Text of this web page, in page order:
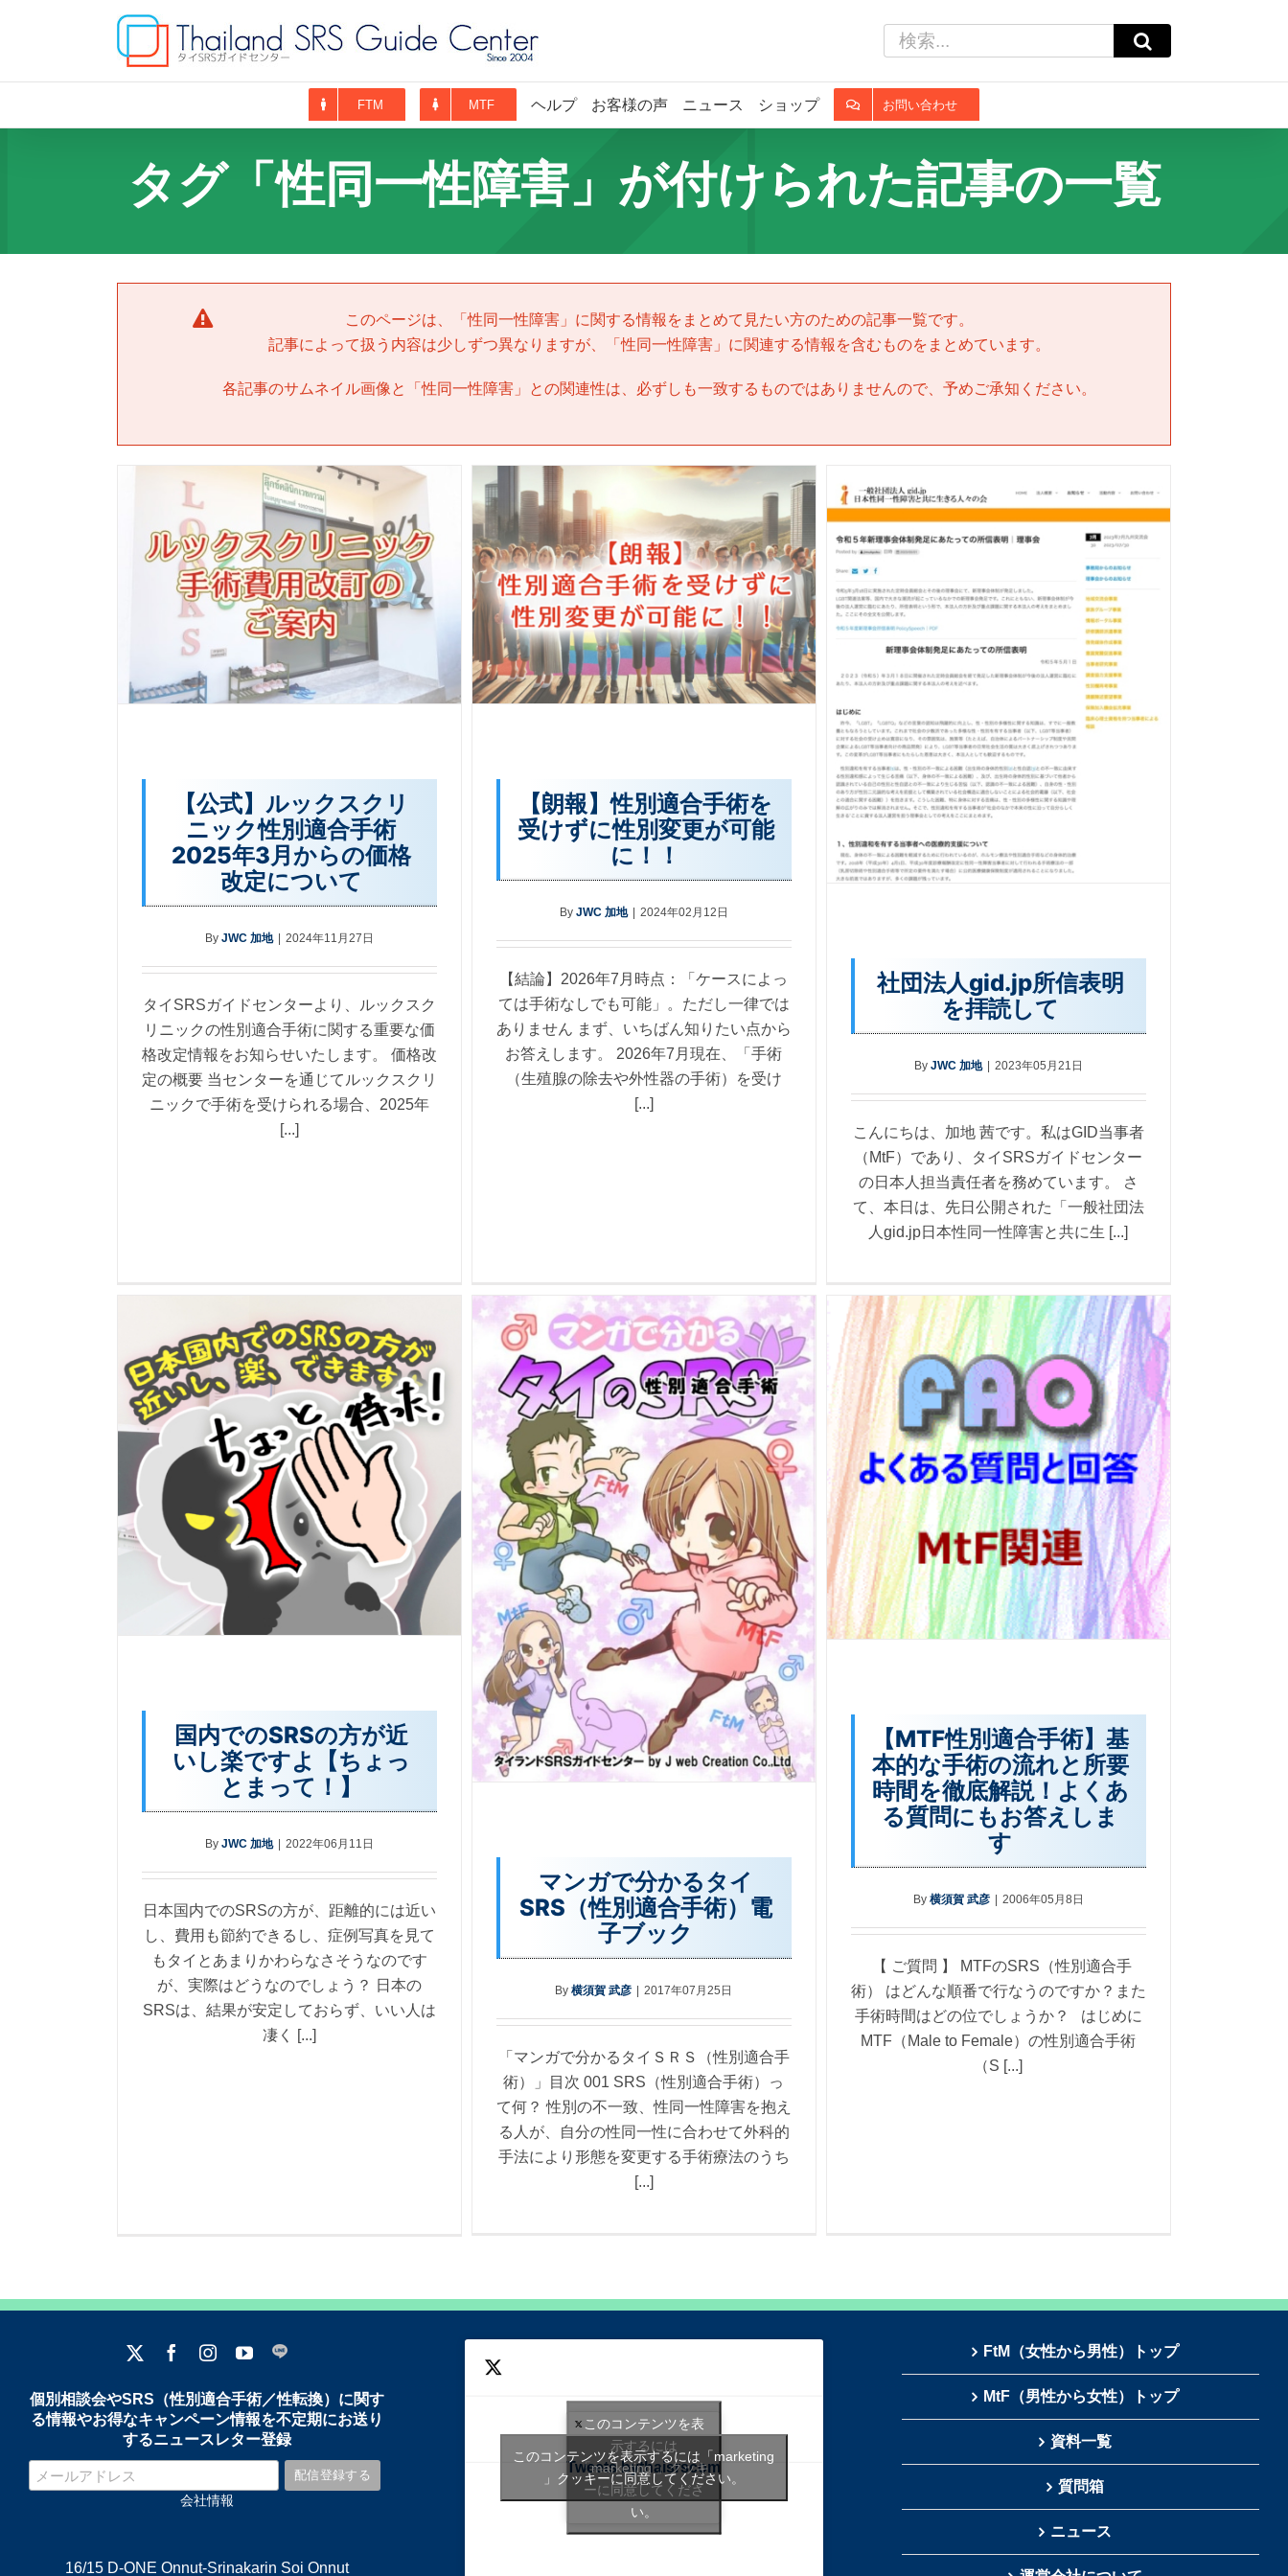
索
…
FTM MTF ヘルプ お客様の声 ニュース ショップ お問い合わせ
タグ「性同一性障害」が付けられた記事の一覧
このページは、「性同一性障害」に関する情報をまとめて見たい方のための記事一覧です。
記事によって扱う内容は少しずつ異なりますが、「性同一性障害」に関連する情報を含むものをまとめています。
各記事のサムネイル画像と「性同一性障害」との関連性は、必ずしも一致するものではありませんので、予めご承知ください。
【公式】ルックスクリ
ニック性別適合手術
2025年3月からの価格
改定について
By JWC 加地 2024年11月27日
タイSRSガイドセンターより、ルックスク
リニックの性別適合手術に関する重要な価
格改定情報をお知らせいたします。 価格改
定の概要 当センターを通じてルックスクリ
ニックで手術を受けられる場合、2025年
[...]
【朗報】性別適合手術を
受けずに性別変更が可能
に！！
By JWC 加地 2024年02月12日
【結論】2026年7月時点：「ケースによっ
ては手術なしでも可能」。ただし一律では
ありません まず、いちばん知りたい点から
お答えします。 2026年7月現在、「手術
（生殖腺の除去や外性器の手術）を受け
[...]
社団法人gid.jp所信表明
を拝読して
By JWC 加地 2023年05月21日
こんにちは、加地 茜です。私はGID当事者
（MtF）であり、タイSRSガイドセンター
の日本人担当責任者を務めています。 さ
て、本日は、先日公開された「一般社団法
人gid.jp日本性同一性障害と共に生 [...]
国内でのSRSの方が近
いし楽ですよ【ちょっ
とまって！】
By JWC 加地 2022年06月11日
日本国内でのSRSの方が、距離的には近い
し、費用も節約できるし、症例写真を見て
もタイとあまりかわらなさそうなのです
が、実際はどうなのでしょう？ 日本の
SRSは、結果が安定しておらず、いい人は
凄く [...]
マンガで分かるタイ
SRS（性別適合手術）電
子ブック
By横須賀 武彦 | 2017年07月25日
「マンガで分かるタイＳＲＳ（性別適合手
術）」目次 001 SRS（性別適合手術）っ
て何？ 性別の不一致、性同一性障害を抱え
る人が、自分の性同一性に合わせて外科的
手法により形態を変更する手術療法のうち
[...]
【MTF性別適合手術】基
本的な手術の流れと所要
時間を徹底解説！よくあ
る質問にもお答えしま
す
By 横須賀 武彦 2006年05月8日
【 ご質問 】 MTFのSRS（性別適合手
術） はどんな順番で行なうのですか？また
手術時間はどの位でしょうか？ はじめに
MTF（Male to Female）の性別適合手術
（S [...]
個別相談会やSRS（性別適合手術／性転換）に関す
る情報やお得なキャンペーン情報を不定期にお送り
するニュースレター登録
会社情報
16/15 D-ONE Onnut-Srinakarin Soi Onnut
Tweets bythaisrscom
このコンテンツを表
示するには
「marketing 」クッキ
ーに同意してくださ
い。
このコンテンツを表示するには「marketing
」クッキーに同意してください。
FtM（女性から男性）トップ
MtF（男性から女性）トップ
資料一覧
質問箱
ニュース